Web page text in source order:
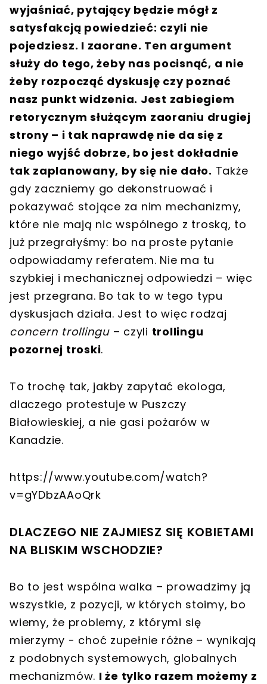
wyjaśniać, pytający będzie mógł z
satysfakcją powiedzieć: czyli nie
pojedziesz. I zaorane. Ten argument
służy do tego, żeby nas pocisnąć, a nie
żeby rozpocząć dyskusję czy poznać
nasz punkt widzenia. Jest zabiegiem
retorycznym służącym zaoraniu drugiej
strony – i tak naprawdę nie da się z
niego wyjść dobrze, bo jest dokładnie
tak zaplanowany, by się nie dało. Także
gdy zaczniemy go dekonstruować i
pokazywać stojące za nim mechanizmy,
które nie mają nic wspólnego z troską, to
już przegrałyśmy: bo na proste pytanie
odpowiadamy referatem. Nie ma tu
szybkiej i mechanicznej odpowiedzi – więc
jest przegrana. Bo tak to w tego typu
dyskusjach działa. Jest to więc rodzaj
concern trollingu– czyli trollingu
pozornej troski.
To trochę tak, jakby zapytać ekologa,
dlaczego protestuje w Puszczy
Białowieskiej, a nie gasi pożarów w
Kanadzie.
https://www.youtube.com/watch?
v=gYDbzAAoQrk
DLACZEGO NIE ZAJMIESZ SIĘ KOBIETAMI
NA BLISKIM WSCHODZIE?
Bo to jest wspólna walka – prowadzimy ją
wszystkie, z pozycji, w których stoimy, bo
wiemy, że problemy, z którymi się
mierzymy - choć zupełnie różne – wynikają
z podobnych systemowych, globalnych
mechanizmów. I że tylko razem możemy z